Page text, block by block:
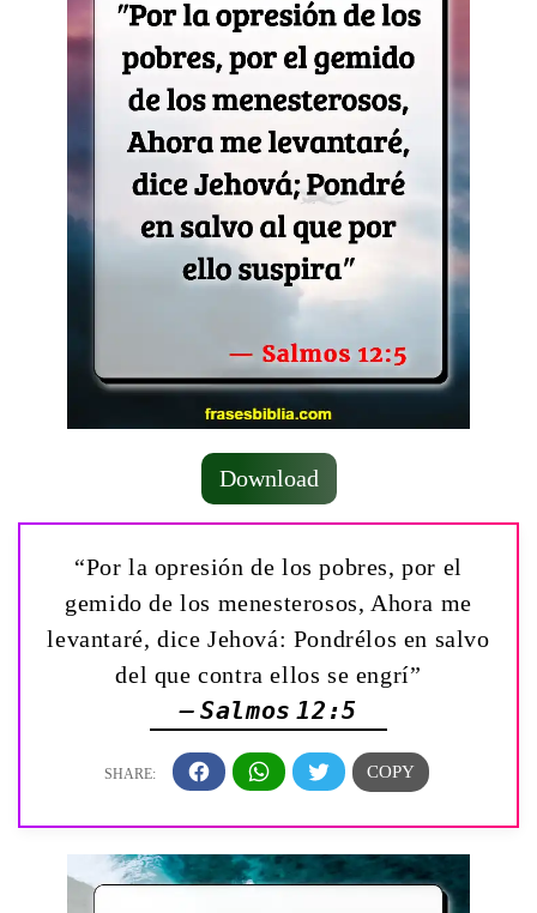
Download
“Por la opresión de los pobres, por el
gemido de los menesterosos, Ahora me
levantaré, dice Jehová: Pondrélos en salvo
del que contra ellos se engrí”
— Salmos 12:5